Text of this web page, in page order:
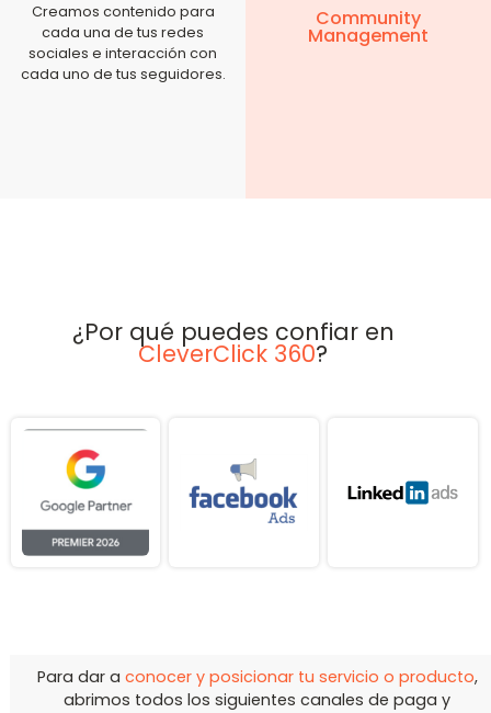
Creamos contenido para
cada una de tus redes
sociales e interacción con
cada uno de tus seguidores.
Community
Management
¿Por qué puedes confiar en
CleverClick 360?
Para dar a conocer y posicionar tu servicio o producto,
abrimos todos los siguientes canales de paga y